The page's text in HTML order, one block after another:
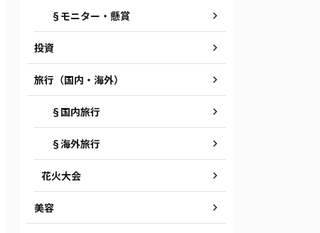
§モニター・懸賞
投資
旅行（国内・海外）
§国内旅行
§海外旅行
花火大会
美容